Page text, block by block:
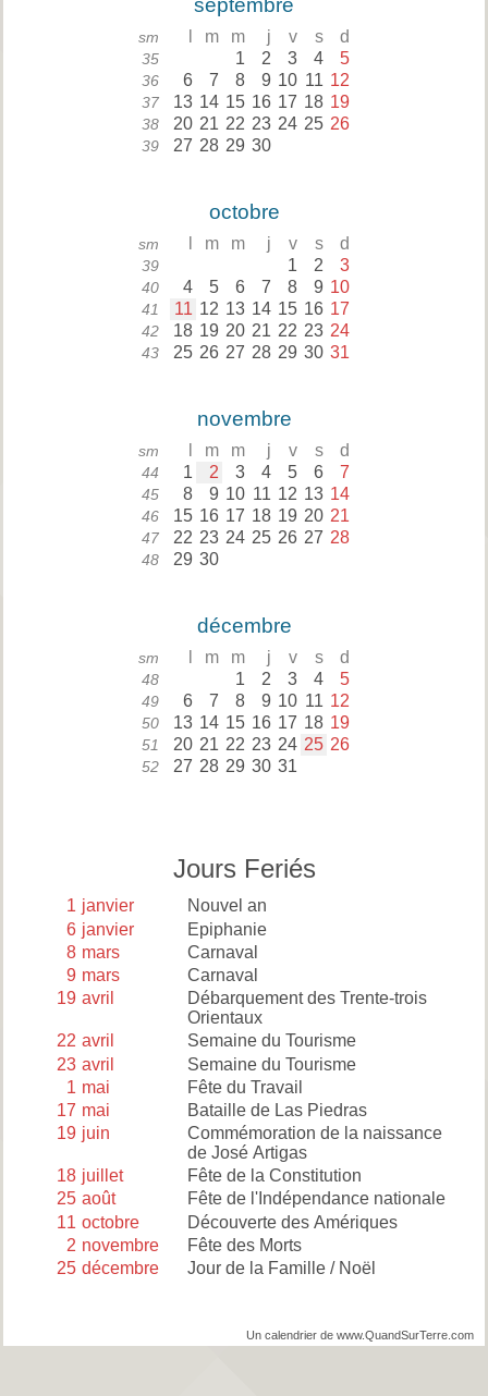
septembre
sm m m j v s d
35 1 2 3 4 5
36 6 7 8 9 10 11 12
37 13 14 15 16 17 18 19
38 20 21 22 23 24 25 26
39 27 28 29 30
octobre
sm m m j v s d
39 1 2 3
40 4 5 6 7 8 9 10
41 11 12 13 14 15 16 17
42 18 19 20 21 22 23 24
43 25 26 27 28 29 30 31
novembre
sm m m j v s d
44 1 2 3 4 5 6 7
45 8 9 10 11 12 13 14
46 15 16 17 18 19 20 21
47 22 23 24 25 26 27 28
48 29 30
décembre
sm m m j v s d
48 1 2 3 4 5
49 6 7 8 9 10 11 12
50 13 14 15 16 17 18 19
51 20 21 22 23 24 25 26
52 27 28 29 30 31
Jours Feriés
1 janvier
Nouvel an
6 janvier
Epiphanie
8 mars
Carnaval
9 mars
Carnaval
19 avril
Débarquement des Trente-trois
Orientaux
22 avril
Semaine du Tourisme
23 avril
Semaine du Tourisme
1 mai
Fête du Travail
17 mai
Bataille de Las Piedras
19 juin
Commémoration de la naissance
de José Artigas
18 juillet
Fête de la Constitution
25 août
Fête de l'Indépendance nationale
11 octobre
Découverte des Amériques
2 novembre
Fête des Morts
25 décembre Jour de la Famille / Noël
Un calendrier de www.QuandSurTerre.com